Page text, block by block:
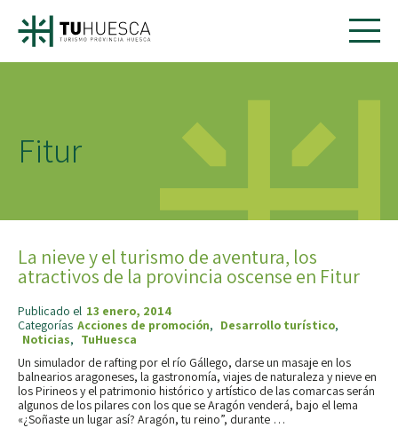
Fitur
La nieve y el turismo de aventura, los
atractivos de la provincia oscense en Fitur
Publicado el 13 enero, 2014
Categorías Acciones de promoción, Desarrollo turístico,
Noticias, TuHuesca
Un simulador de rafting por el río Gállego, darse un masaje en los
balnearios aragoneses, la gastronomía, viajes de naturaleza y nieve en
los Pirineos y el patrimonio histórico y artístico de las comarcas serán
algunos de los pilares con los que se Aragón venderá, bajo el lema
«¿Soñaste un lugar así? Aragón, tu reino”, durante …